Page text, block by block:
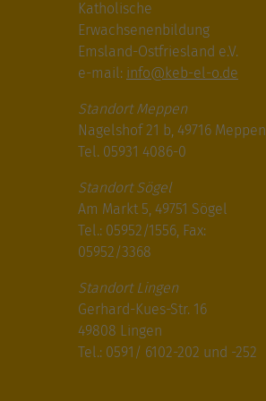
Katholische
Erwachsenenbildung
Emsland-Ostfriesland e.V.
e-mail: info@keb-el-o.de
Standort Meppen
Nagelshof 21 b, 49716 Meppen
Tel. 05931 4086-0
Standort Sögel
Am Markt 5, 49751 Sögel
Tel.: 05952/1556, Fax:
05952/3368
Standort Lingen
Gerhard-Kues-Str. 16
49808 Lingen
Tel.: 0591/ 6102-202 und -252